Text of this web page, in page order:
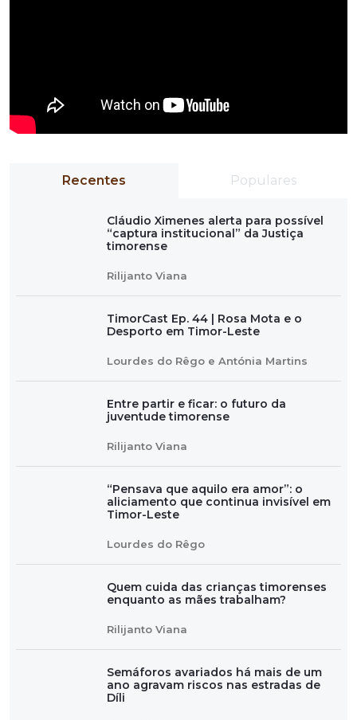
Recentes Populares
Cláudio Ximenes alerta para possível
“captura institucional” da Justiça
timorense
Rilijanto Viana
TimorCast Ep. 44 | Rosa Mota e o
Desporto em Timor-Leste
Lourdes do Rêgo e Antónia Martins
Entre partir e ficar: o futuro da
juventude timorense
Rilijanto Viana
“Pensava que aquilo era amor”: o
aliciamento que continua invisível em
Timor-Leste
Lourdes do Rêgo
Quem cuida das crianças timorenses
enquanto as mães trabalham?
Rilijanto Viana
Semáforos avariados há mais de um
ano agravam riscos nas estradas de
Díli